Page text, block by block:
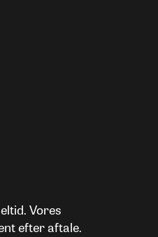
Vores
efter aftale.